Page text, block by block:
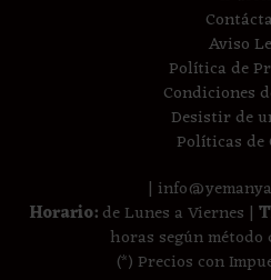
Aviso
Política de
Condiciones
Desistir de
Políticas de
|
Horario:de Lunes a Viernes |
horas según método
(*) Precios con